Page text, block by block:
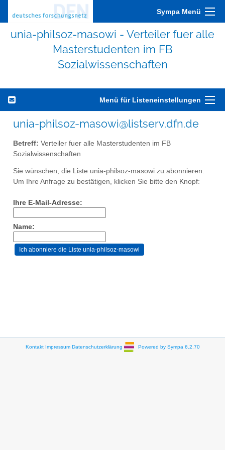
Sympa Menü
unia-philsoz-masowi - Verteiler fuer alle
Masterstudenten im FB
Sozialwissenschaften
Menü für Listeneinstellungen
unia-philsoz-masowi@listserv.dfn.de
Betreff: Verteiler fuer alle Masterstudenten im FB
Sozialwissenschaften
Sie wünschen, die Liste unia-philsoz-masowi zu abonnieren.
Um Ihre Anfrage zu bestätigen, klicken Sie bitte den Knopf:
Ihre E-Mail-Adresse:
Name:
Kontakt Impressum Datenschutzerklärung Powered by Sympa 6.2.70